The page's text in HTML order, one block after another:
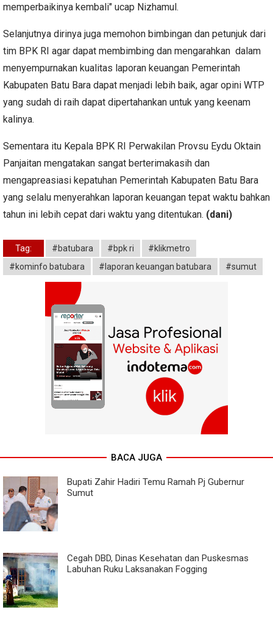
memperbaikinya kembali" ucap Nizhamul.
Selanjutnya dirinya juga memohon bimbingan dan petunjuk dari
tim BPK RI agar dapat membimbing dan mengarahkan dalam
menyempurnakan kualitas laporan keuangan Pemerintah
Kabupaten Batu Bara dapat menjadi lebih baik, agar opini WTP
yang sudah di raih dapat dipertahankan untuk yang keenam
kalinya.
Sementara itu Kepala BPK RI Perwakilan Provsu Eydu Oktain
Panjaitan mengatakan sangat berterimakasih dan
mengapreasiasi kepatuhan Pemerintah Kabupaten Batu Bara
yang selalu menyerahkan laporan keuangan tepat waktu bahkan
tahun ini lebih cepat dari waktu yang ditentukan. (dani)
Tag: #batubara #bpk ri
#klikmetro
#kominfo batubara
#laporan keuangan batubara #sumut
BACA JUGA
Bupati Zahir Hadiri Temu Ramah Pj Gubernur
Sumut
Cegah DBD, Dinas Kesehatan dan Puskesmas
Labuhan Ruku Laksanakan Fogging